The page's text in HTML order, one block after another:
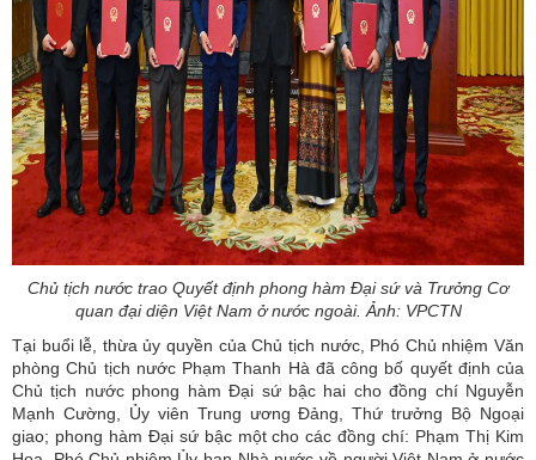
Chủ tịch nước trao Quyết định phong hàm Đại sứ và Trưởng Cơ
quan đại diện Việt Nam ở nước ngoài. Ảnh: VPCTN
Tại buổi lễ, thừa ủy quyền của Chủ tịch nước, Phó Chủ nhiệm Văn
phòng Chủ tịch nước Phạm Thanh Hà đã công bố quyết định của
Chủ tịch nước phong hàm Đại sứ bậc hai cho đồng chí Nguyễn
Mạnh Cường, Ủy viên Trung ương Đảng, Thứ trưởng Bộ Ngoại
giao; phong hàm Đại sứ bậc một cho các đồng chí: Phạm Thị Kim